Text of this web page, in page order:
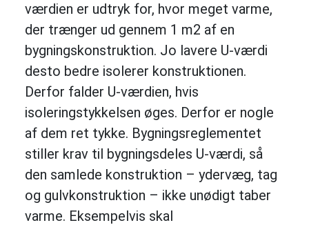
værdien er udtryk for, hvor meget varme,
der trænger ud gennem 1 m2 af en
bygningskonstruktion. Jo lavere U-værdi
desto bedre isolerer konstruktionen.
Derfor falder U-værdien, hvis
isoleringstykkelsen øges. Derfor er nogle
af dem ret tykke. Bygningsreglementet
stiller krav til bygningsdeles U-værdi, så
den samlede konstruktion – ydervæg, tag
og gulvkonstruktion – ikke unødigt taber
varme. Eksempelvis skal